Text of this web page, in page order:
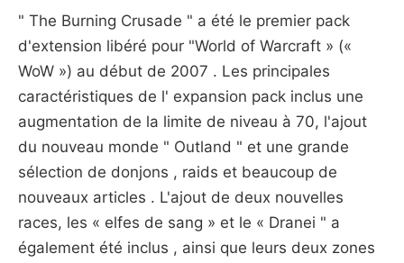
" The Burning Crusade " a été le premier pack
d'extension libéré pour "World of Warcraft » («
WoW ») au début de 2007 . Les principales
caractéristiques de l' expansion pack inclus une
augmentation de la limite de niveau à 70, l'ajout
du nouveau monde " Outland " et une grande
sélection de donjons , raids et beaucoup de
nouveaux articles . L'ajout de deux nouvelles
races, les « elfes de sang » et le « Dranei " a
également été inclus , ainsi que leurs deux zones